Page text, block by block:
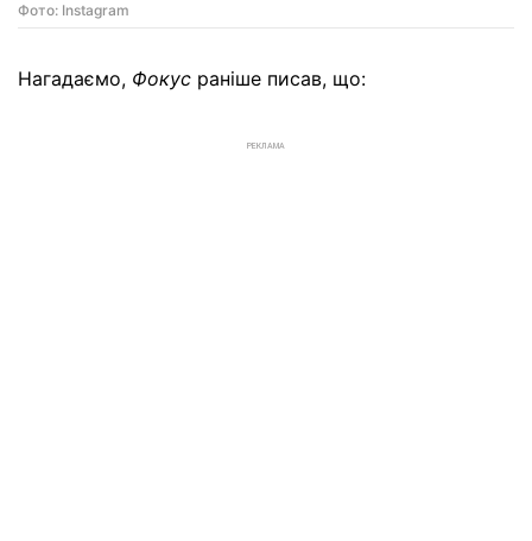
Фото: Instagram
Нагадаємо, Фокус раніше писав, що:
РЕКЛАМА